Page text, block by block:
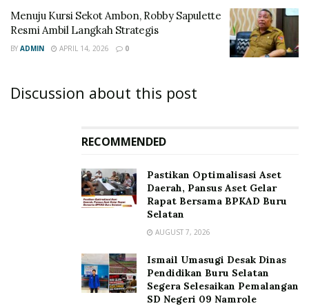
Menuju Kursi Sekot Ambon, Robby Sapulette
Resmi Ambil Langkah Strategis
BY ADMIN APRIL 14, 2026 0
Discussion about this post
RECOMMENDED
Pastikan Optimalisasi Aset
Daerah, Pansus Aset Gelar
Rapat Bersama BPKAD Buru
Selatan
AUGUST 7, 2026
Ismail Umasugi Desak Dinas
Pendidikan Buru Selatan
Segera Selesaikan Pemalangan
SD Negeri 09 Namrole